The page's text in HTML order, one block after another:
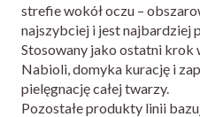
strefie wokół oczu –
najszybciej i jest najbardziej
Stosowany jako ostatni krok
Nabioli, domyka kurację i
pielęgnację całej twarzy.
Pozostałe produkty linii